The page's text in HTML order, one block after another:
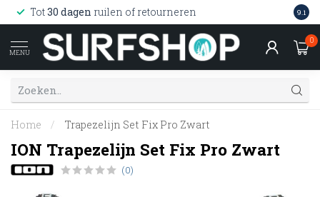
Tot30 dagen ruilen of retourneren 9.1
MENU
0
Home / Trapezelijn Set Fix Pro Zwart
ION Trapezelijn Set Fix Pro Zwart
(0)